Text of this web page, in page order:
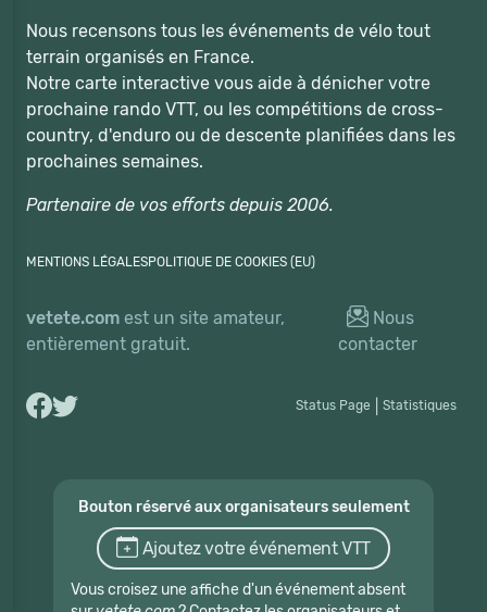
Nous recensons tous les événements de vélo tout
terrain organisés en France.
Notre carte interactive vous aide à dénicher votre
prochaine rando VTT, ou les compétitions de cross-
country, d'enduro ou de descente planifiées dans les
prochaines semaines.
Partenaire de vos efforts depuis 2006.
MENTIONS LÉGALESPOLITIQUE DE COOKIES (EU)
vetete.com est un site amateur,
entièrement gratuit.
Nous
contacter
Status Page Statistiques
Bouton réservé aux organisateurs seulement
Ajoutez votre événement VTT
Vous croisez une affiche d'un événement absent